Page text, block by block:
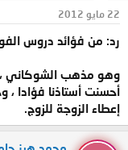
22 مايو 2012
رد: من فؤائد دروس
وهو مذهب الشوكاني
أحسنت أستاذنا فؤادا ،
إعطاء الزوجة للزوج.